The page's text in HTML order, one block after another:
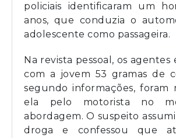
policiais identificaram um
anos, que conduzia o
adolescente como passageira.
Na revista pessoal, os agentes
com a jovem 53 gramas de
segundo informações, foram
ela pelo motorista no
abordagem. O suspeito
droga e confessou que